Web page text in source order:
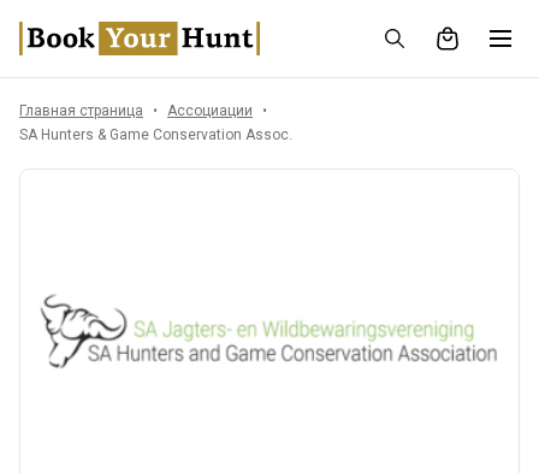
Главная страница
Ассоциации
SA Hunters & Game Conservation Assoc.